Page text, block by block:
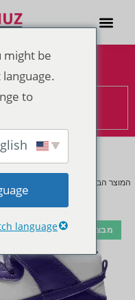
הנחות
מבצע!
המוצר הבא
might be
to:
language